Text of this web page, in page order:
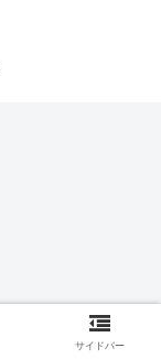
サイドバー